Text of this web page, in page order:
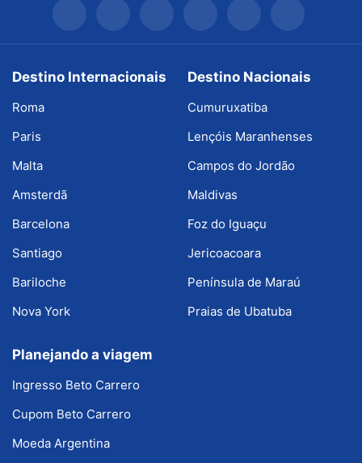
Destino Internacionais
Roma
Paris
Malta
Amsterdã
Barcelona
Santiago
Bariloche
Nova York
Destino Nacionais
Cumuruxatiba
Lençóis Maranhenses
Campos do Jordão
Maldivas
Foz do Iguaçu
Jericoacoara
Península de Maraú
Praias de Ubatuba
Planejando a viagem
Ingresso Beto Carrero
Cupom Beto Carrero
Moeda Argentina